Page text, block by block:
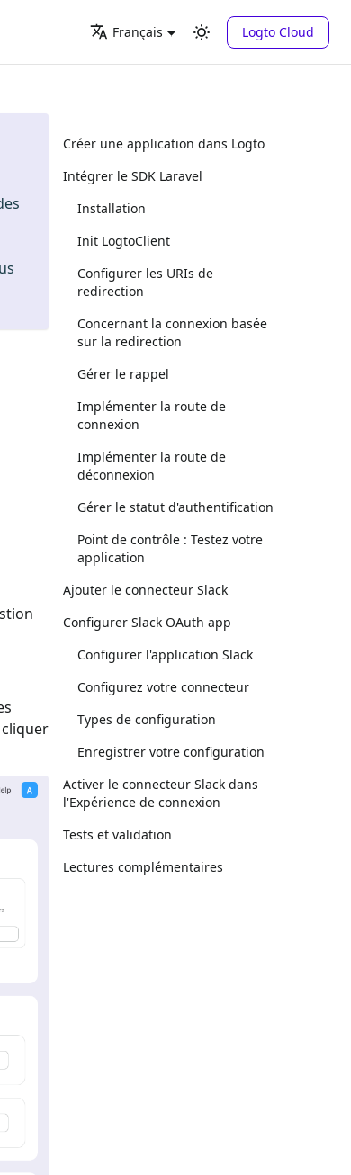
Français Logto Cloud
cliquer
Créer une application dans Logto
Intégrer le SDK Laravel
Installation
Init LogtoClient
Configurer les URIs de
redirection
Concernant la connexion basée
sur la redirection
Gérer le rappel
Implémenter la route de
connexion
Implémenter la route de
déconnexion
Gérer le statut d'authentification
Point de contrôle : Testez votre
application
Ajouter le connecteur Slack
Configurer Slack OAuth app
Configurer l'application Slack
Configurez votre connecteur
Types de configuration
Enregistrer votre configuration
Activer le connecteur Slack dans
l'Expérience de connexion
Tests et validation
Lectures complémentaires